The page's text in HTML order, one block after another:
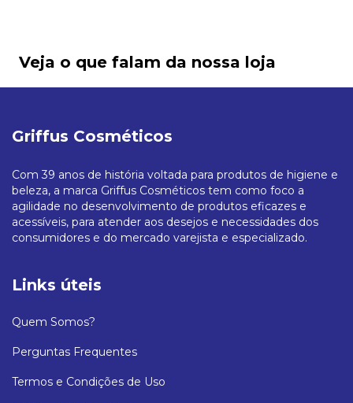
Veja o que falam da nossa loja
Griffus Cosméticos
Com 39 anos de história voltada para produtos de higiene e
beleza, a marca Griffus Cosméticos tem como foco a
agilidade no desenvolvimento de produtos eficazes e
acessíveis, para atender aos desejos e necessidades dos
consumidores e do mercado varejista e especializado.
Links úteis
Quem Somos?
Perguntas Frequentes
Termos e Condições de Uso